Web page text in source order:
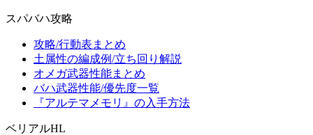
スパバハ攻略
攻略/行動表まとめ
土属性の編成例/立ち回り解説
オメガ武器性能まとめ
バハ武器性能/優先度一覧
『アルテマメモリ』の入手方法
ベリアルHL